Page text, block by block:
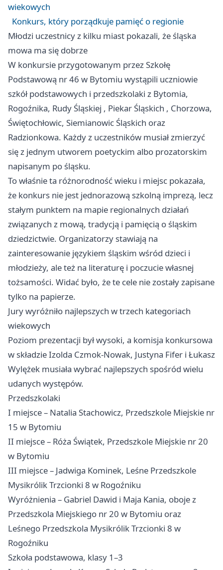
wiekowych
Konkurs, który porządkuje pamięć o regionie
Młodzi uczestnicy z kilku miast pokazali, że śląska
mowa ma się dobrze
W konkursie przygotowanym przez Szkołę
Podstawową nr 46 w Bytomiu wystąpili uczniowie
szkół podstawowych i przedszkolaki z Bytomia,
Rogoźnika, Rudy Śląskiej , Piekar Śląskich , Chorzowa,
Świętochłowic, Siemianowic Śląskich oraz
Radzionkowa. Każdy z uczestników musiał zmierzyć
się z jednym utworem poetyckim albo prozatorskim
napisanym po śląsku.
To właśnie ta różnorodność wieku i miejsc pokazała,
że konkurs nie jest jednorazową szkolną imprezą, lecz
stałym punktem na mapie regionalnych działań
związanych z mową, tradycją i pamięcią o śląskim
dziedzictwie. Organizatorzy stawiają na
zainteresowanie językiem śląskim wśród dzieci i
młodzieży, ale też na literaturę i poczucie własnej
tożsamości. Widać było, że te cele nie zostały zapisane
tylko na papierze.
Jury wyróżniło najlepszych w trzech kategoriach
wiekowych
Poziom prezentacji był wysoki, a komisja konkursowa
w składzie Izolda Czmok-Nowak, Justyna Fifer i Łukasz
Wylężek musiała wybrać najlepszych spośród wielu
udanych występów.
Przedszkolaki
I miejsce – Natalia Stachowicz, Przedszkole Miejskie nr
15 w Bytomiu
II miejsce – Róża Świątek, Przedszkole Miejskie nr 20
w Bytomiu
III miejsce – Jadwiga Kominek, Leśne Przedszkole
Mysikrólik Trzcionki 8 w Rogoźniku
Wyróżnienia – Gabriel Dawid i Maja Kania, oboje z
Przedszkola Miejskiego nr 20 w Bytomiu oraz
Leśnego Przedszkola Mysikrólik Trzcionki 8 w
Rogoźniku
Szkoła podstawowa, klasy 1–3